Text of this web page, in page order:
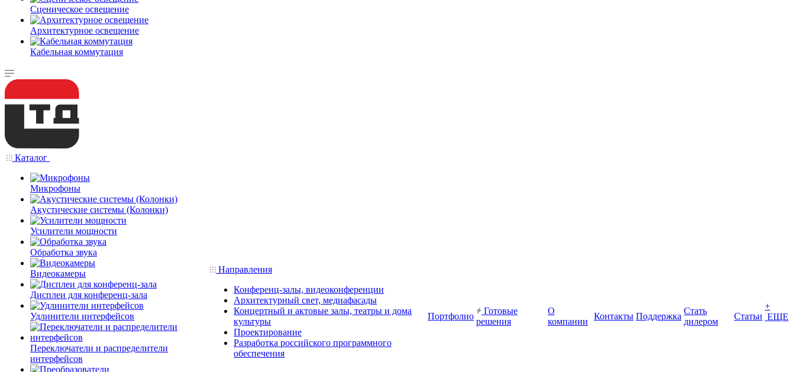
Сценическое освещение
Архитектурное освещение
Кабельная коммутация
Каталог
Микрофоны
Акустические системы (Колонки)
Усилители мощности
Обработка звука
Видеокамеры
Дисплеи для конференц-зала
Удлинители интерфейсов
Переключатели и распределители
интерфейсов
Направления
Конференц-залы, видеоконференции
Архитектурный свет, медиафасады
Концертный и актовые залы, театры и дома
культуры
Проектирование
Разработка российского программного
обеспечения
Портфолио
Готовые
решения
О
компании
Контакты Поддержка
Стать
дилером
Статьи
+
ЕЩЕ